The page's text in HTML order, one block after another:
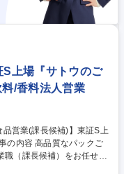
S上場『サトウのご
/香料法人営業
職（課長候補）をお任せ。
促進を行い、消費者との